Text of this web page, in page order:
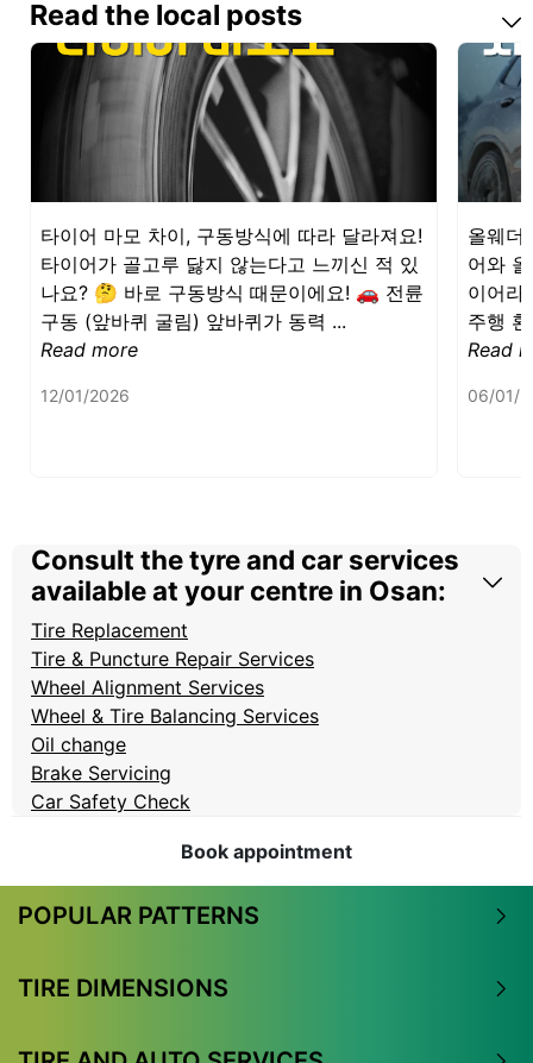
1
of
Read the local posts
타이어 마모 차이, 구동방식에 따라 달라져요!
타이어가 골고루 닳지 않는다고 느끼신 적 있
나요? 🤔 바로 구동방식 때문이에요! 🚗 전륜
구동 (앞바퀴 굴림) 앞바퀴가 동력 ...
Read more
12/01/2026
올웨더
어와
이어라
주행
Read
06/01/
Consult the tyre and car services
available at your centre in Osan:
Tire Replacement
Tire & Puncture Repair Services
Wheel Alignment Services
Wheel & Tire Balancing Services
Oil change
Brake Servicing
Car Safety Check
Book appointment
POPULAR PATTERNS
TIRE DIMENSIONS